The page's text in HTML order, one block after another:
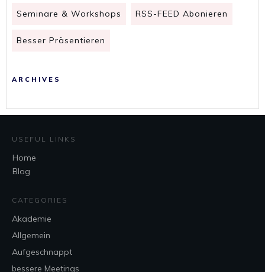
Seminare & Workshops RSS-FEED Abonieren
Besser Präsentieren
ARCHIVES
USEFUL LINKS
Home
Blog
CATEGORIES
Akademie
Allgemein
Aufgeschnappt
bessere Meetings